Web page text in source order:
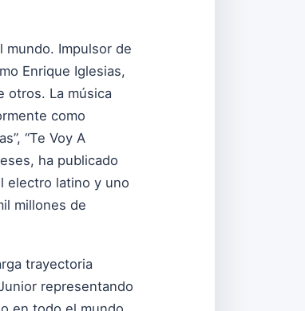
mundo. Impulsor de
Enrique Iglesias,
otros. La música
como
“Te Voy A
ha publicado
electro latino y uno
millones de
trayectoria
representando